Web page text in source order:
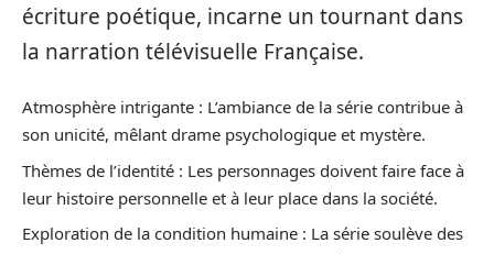
écriture poétique, incarne un tournant dans
la narration télévisuelle Française.
Atmosphère intrigante : L’ambiance de la série contribue à
son unicité, mêlant drame psychologique et mystère.
Thèmes de l’identité : Les personnages doivent faire face à
leur histoire personnelle et à leur place dans la société.
Exploration de la condition humaine : La série soulève des